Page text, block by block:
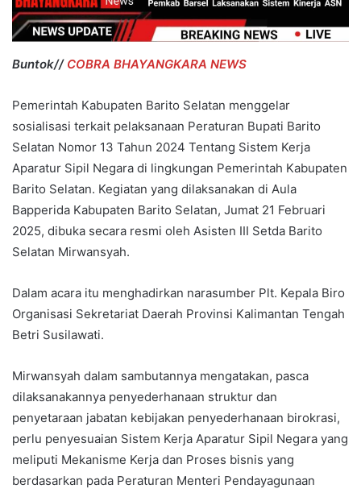
Buntok// COBRA BHAYANGKARA NEWS
Pemerintah Kabupaten Barito Selatan menggelar
sosialisasi terkait pelaksanaan Peraturan Bupati Barito
Selatan Nomor 13 Tahun 2024 Tentang Sistem Kerja
Aparatur Sipil Negara di lingkungan Pemerintah Kabupaten
Barito Selatan. Kegiatan yang dilaksanakan di Aula
Bapperida Kabupaten Barito Selatan, Jumat 21 Februari
2025, dibuka secara resmi oleh Asisten III Setda Barito
Selatan Mirwansyah.
Dalam acara itu menghadirkan narasumber Plt. Kepala Biro
Organisasi Sekretariat Daerah Provinsi Kalimantan Tengah
Betri Susilawati.
Mirwansyah dalam sambutannya mengatakan, pasca
dilaksanakannya penyederhanaan struktur dan
penyetaraan jabatan kebijakan penyederhanaan birokrasi,
perlu penyesuaian Sistem Kerja Aparatur Sipil Negara yang
meliputi Mekanisme Kerja dan Proses bisnis yang
berdasarkan pada Peraturan Menteri Pendayagunaan